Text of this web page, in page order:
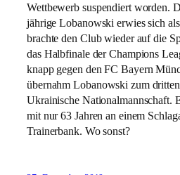
Wettbewerb suspendiert worden.
jährige Lobanowski erwies sich
brachte den Club wieder auf die
das Halbfinale der Champions
knapp gegen den FC Bayern
übernahm Lobanowski zum
Ukrainische Nationalmannschaft.
mit nur 63 Jahren an einem
Trainerbank. Wo sonst?